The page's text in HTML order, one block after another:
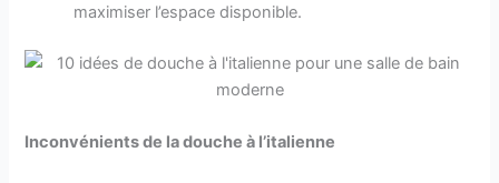
maximiser l’espace disponible.
Inconvénients de la douche à l’italienne